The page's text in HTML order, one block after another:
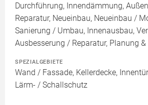
Durchführung, Innendämmung,
Reparatur, Neueinbau, Neueinbau /
Sanierung / Umbau, Innenausbau,
Ausbesserung / Reparatur, Planung &
SPEZIALGEBIETE
Wand / Fassade, Kellerdecke,
Lärm- / Schallschutz